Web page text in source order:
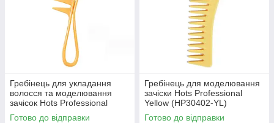
Гребінець для укладання
волосся та моделювання
зачісок Hots Professional
Akula Orange (HP22456-OG)
Готово до відправки
Гребінець для моделювання
зачіски Hots Professional
Yellow (HP30402-YL)
Готово до відправки